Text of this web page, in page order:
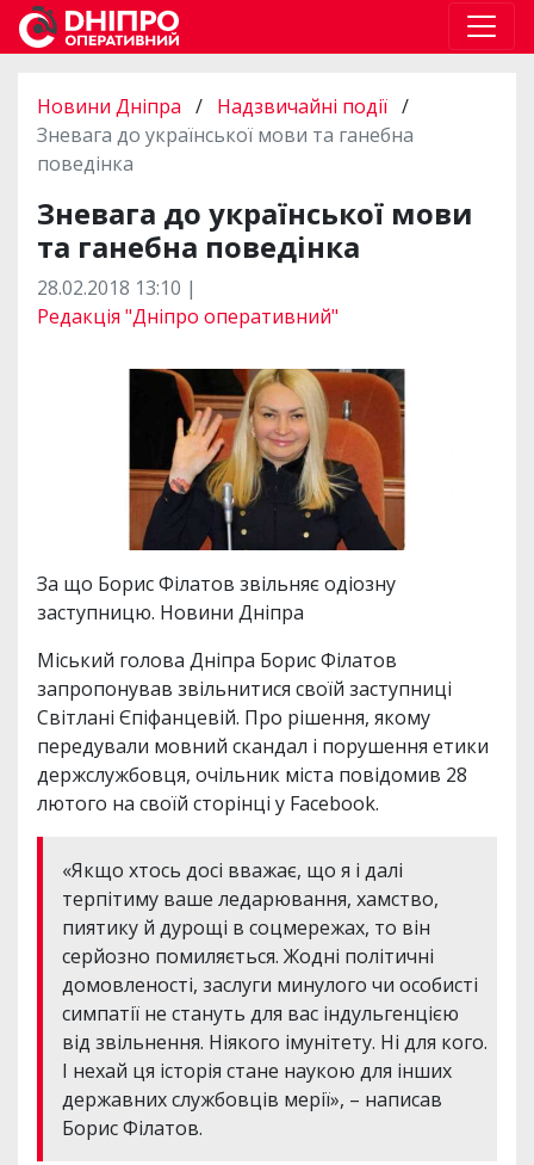
Новини Дніпра / Надзвичайні події /
Зневага до української мови та ганебна
поведінка
Зневага до української мови
та ганебна поведінка
28.02.2018 13:10 |
Редакція "Дніпро оперативний"
За що Борис Філатов звільняє одіозну
заступницю. Новини Дніпра
Міський голова Дніпра Борис Філатов
запропонував звільнитися своїй заступниці
Світлані Єпіфанцевій. Про рішення, якому
передували мовний скандал і порушення етики
держслужбовця, очільник міста повідомив 28
лютого на своїй сторінці у Facebook.
«Якщо хтось досі вважає, що я і далі
терпітиму ваше ледарювання, хамство,
пиятику й дурощі в соцмережах, то він
серйозно помиляється. Жодні політичні
домовленості, заслуги минулого чи особисті
симпатії не стануть для вас індульгенцією
від звільнення. Ніякого імунітету. Ні для кого.
І нехай ця історія стане наукою для інших
державних службовців мерії», – написав
Борис Філатов.